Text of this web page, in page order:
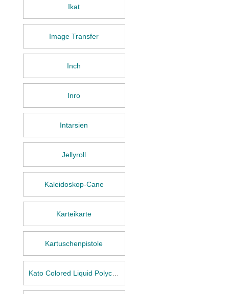
Ikat
Image Transfer
Inch
Inro
Intarsien
Jellyroll
Kaleidoskop-Cane
Karteikarte
Kartuschenpistole
Kato Colored Liquid Polyclay